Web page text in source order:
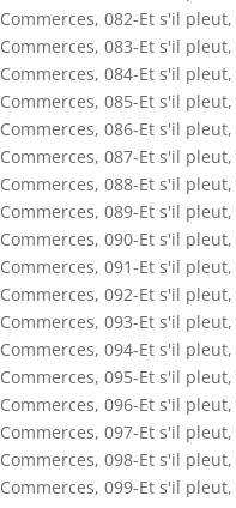
Commerces, 082-Et s'il pleut,
Commerces, 083-Et s'il pleut,
Commerces, 084-Et s'il pleut,
Commerces, 085-Et s'il pleut,
Commerces, 086-Et s'il pleut,
Commerces, 087-Et s'il pleut,
Commerces, 088-Et s'il pleut,
Commerces, 089-Et s'il pleut,
Commerces, 090-Et s'il pleut,
Commerces, 091-Et s'il pleut,
Commerces, 092-Et s'il pleut,
Commerces, 093-Et s'il pleut,
Commerces, 094-Et s'il pleut,
Commerces, 095-Et s'il pleut,
Commerces, 096-Et s'il pleut,
Commerces, 097-Et s'il pleut,
Commerces, 098-Et s'il pleut,
Commerces, 099-Et s'il pleut,